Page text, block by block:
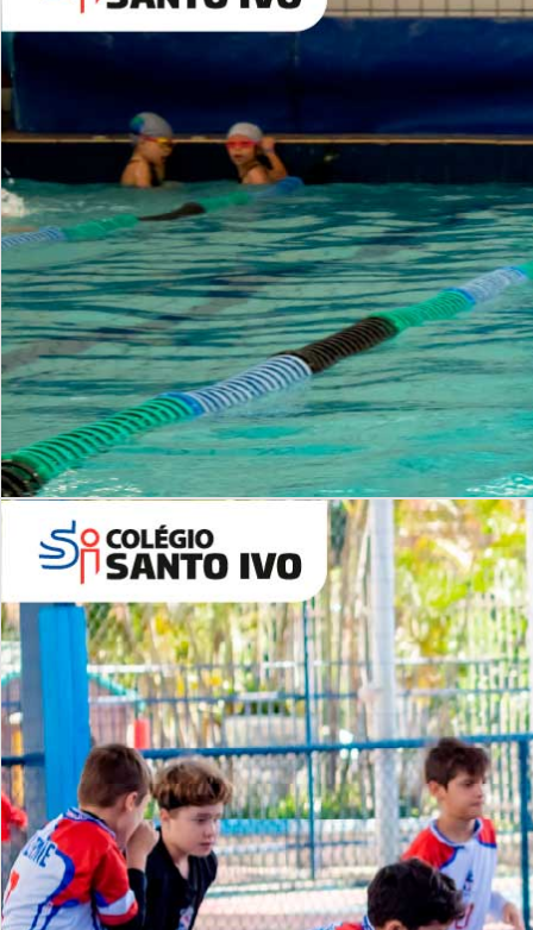
Período Integral | Saiba mais
ALUNOS NOVOS
Entre em Contato
INSTITUCIONAL
Lista de vídeos
NOSSOCANAL